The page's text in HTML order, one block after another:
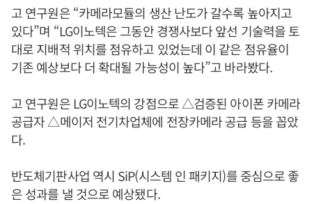
고 연구원은 “카메라모듈의 생산 난도가 갈수록 높아지고
있다”며 “LG이노텍은 그동안 경쟁사보다 앞선 기술력을 토
대로 지배적 위치를 점유하고 있었는데 이 같은 점유율이
기존 예상보다 더 확대될 가능성이 높다”고 바라봤다.
고 연구원은 LG이노텍의 강점으로 △검증된 아이폰 카메라
공급자 △메이저 전기차업체에 전장카메라 공급 등을 꼽았
다.
반도체기판사업 역시 SiP(시스템 인 패키지)를 중심으로 좋
은 성과를 낼 것으로 예상됐다.